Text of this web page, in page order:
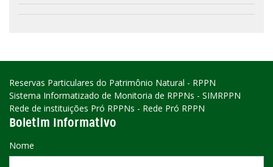
Reservas Particulares do Patrimônio Natural - RPPN
Sistema Informatizado de Monitoria de RPPNs - SIMRPPN
Rede de instituições Pró RPPNs - Rede Pró RPPN
Boletim Informativo
Nome